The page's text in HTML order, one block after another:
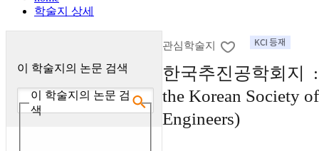
학술지 상세
이 학술지의 논문 검색
이 학술지의 논문 검
색
관심학술지
한국추진공학회지
the Korean Society
Engineers)